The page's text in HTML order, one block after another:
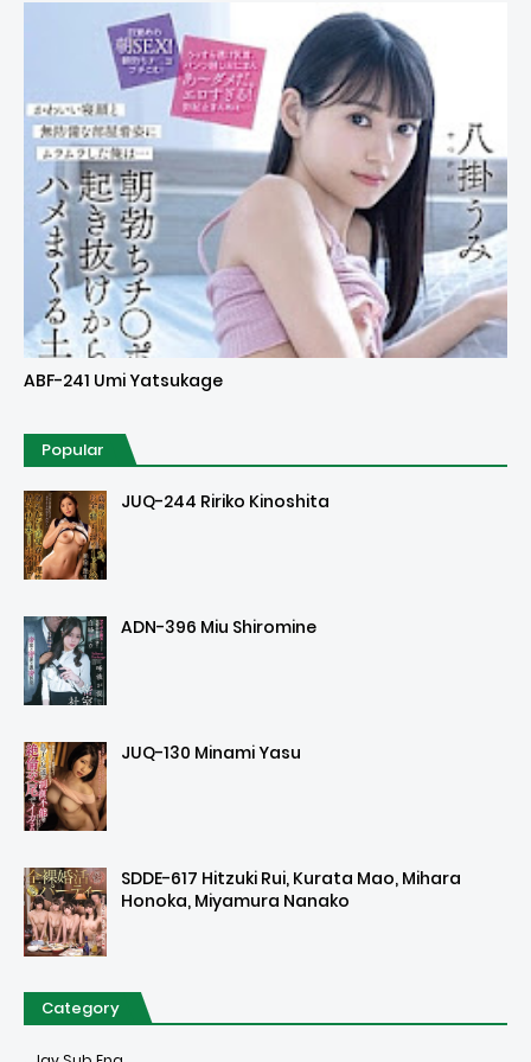
Uncensored
ABF-241 Umi Yatsukage
Popular
JUQ-244 Ririko Kinoshita
ADN-396 Miu Shiromine
JUQ-130 Minami Yasu
SDDE-617 Hitzuki Rui, Kurata Mao, Mihara
Honoka, Miyamura Nanako
Category